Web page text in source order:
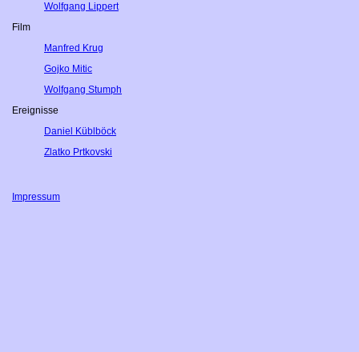
Wolfgang Lippert
Film
Manfred Krug
Gojko Mitic
Wolfgang Stumph
Ereignisse
Daniel Küblböck
Zlatko Prtkovski
Impressum